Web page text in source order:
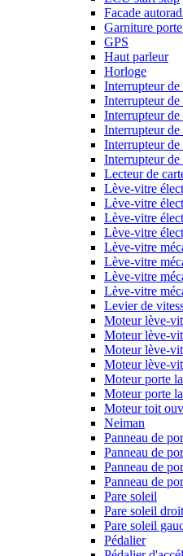
Facade
Garniture
GPS
Haut parleur
Horloge
Interrupteur de
Interrupteur
Interrupteur
Interrupteur
Interrupteur
Interrupteur
Lecteur de
Lève-vitre
Lève-vitre
Lève-vitre
Lève-vitre
Lève-vitre
Lève-vitre
Lève-vitre
Lève-vitre
Levier de
Moteur lève-
Moteur lève-
Moteur lève-
Moteur lève-
Moteur porte
Moteur porte
Moteur toit
Neiman
Panneau de
Panneau de
Panneau de
Panneau de
Pare soleil
Pare soleil droit
Pare soleil
Pédalier